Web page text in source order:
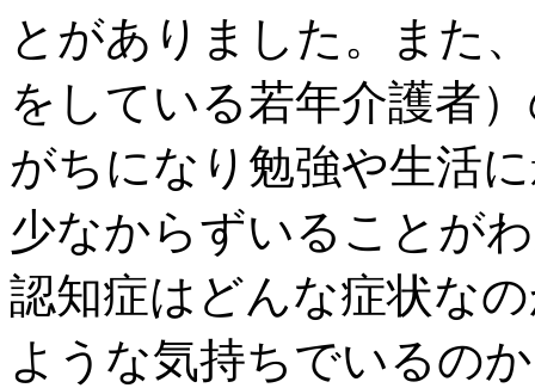
とがありました。また、
をしている若年介護者
がちになり勉強や生活
少なからずいることが
認知症はどんな症状な
ような気持ちでいるの